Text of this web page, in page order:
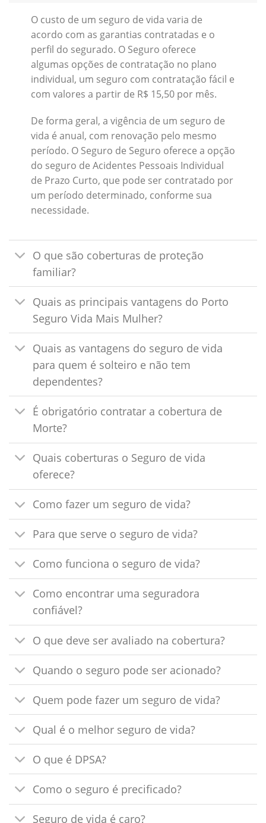
O custo de um seguro de vida varia de
acordo com as garantias contratadas e o
perfil do segurado. O Seguro oferece
algumas opções de contratação no plano
individual, um seguro com contratação fácil e
com valores a partir de R$ 15,50 por mês.
De forma geral, a vigência de um seguro de
vida é anual, com renovação pelo mesmo
período. O Seguro de Seguro oferece a opção
do seguro de Acidentes Pessoais Individual
de Prazo Curto, que pode ser contratado por
um período determinado, conforme sua
necessidade.
O que são coberturas de proteção
familiar?
Quais as principais vantagens do Porto
Seguro Vida Mais Mulher?
Quais as vantagens do seguro de vida
para quem é solteiro e não tem
dependentes?
É obrigatório contratar a cobertura de
Morte?
Quais coberturas o Seguro de vida
oferece?
Como fazer um seguro de vida?
Para que serve o seguro de vida?
Como funciona o seguro de vida?
Como encontrar uma seguradora
confiável?
O que deve ser avaliado na cobertura?
Quando o seguro pode ser acionado?
Quem pode fazer um seguro de vida?
Qual é o melhor seguro de vida?
O que é DPSA?
Como o seguro é precificado?
Seguro de vida é caro?